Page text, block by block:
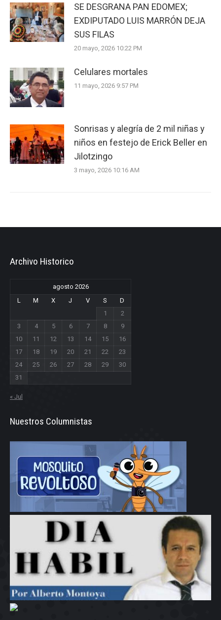
SE DESGRANA PAN EDOMEX;
EXDIPUTADO LUIS MARRÓN DEJA
SUS FILAS
20 mayo, 2026 10:22 PM
Celulares mortales
11 mayo, 2026 9:57 PM
Sonrisas y alegría de 2 mil niñas y
niños en festejo de Erick Beller en
Jilotzingo
3 mayo, 2026 10:16 AM
Archivo Historico
agosto 2026
L
M X J V S
D
1
2
3
4 5 6 7 8
9
10
11 12 13 14 15
16
17
18 19 20 21 22
23
24
25 26 27 28 29
30
31
« Jul
Nuestros Columnistas